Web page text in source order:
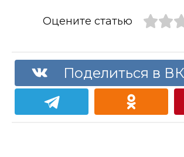
Оцените статью
Поделиться в